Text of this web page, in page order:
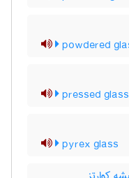
powdered
pressed glass
pyrex glass